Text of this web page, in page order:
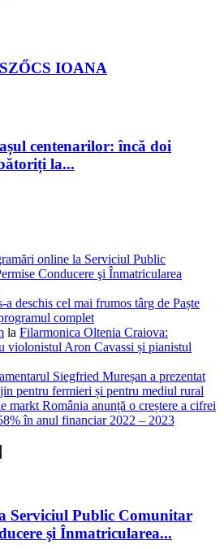
IOANA
centenarilor: încă doi
la...
online la Serviciul Public
Conducere şi Înmatricularea
a deschis cel mai frumos târg de Paște
complet
la Filarmonica Oltenia Craiova:
violonistul Aron Cavassi și pianistul
Siegfried Mureșan a prezentat
pentru fermieri și pentru mediul rural
markt România anunță o creștere a cifrei
în anul financiar 2022 – 2023
Serviciul Public Comunitar
şi Înmatricularea...